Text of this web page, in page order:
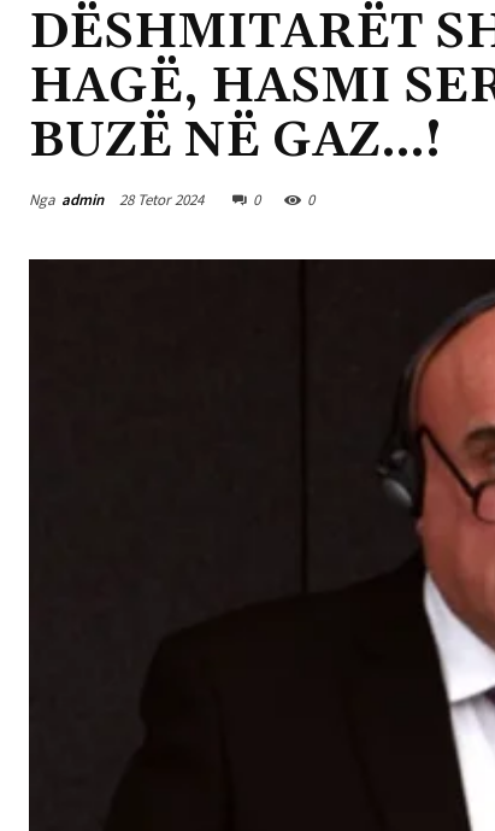
DËSHMITARËT
HAGË, HASMI
BUZË NË GAZ…!
Nga admin 28 Tetor 2024 0 0